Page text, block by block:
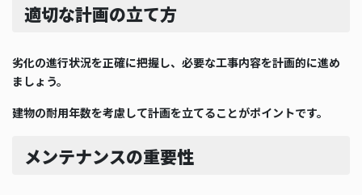
適切な計画の立て方
劣化の進行状況を正確に把握し、必要な工事内容を計画的に進め
ましょう。
建物の耐用年数を考慮して計画を立てることがポイントです。
メンテナンスの重要性